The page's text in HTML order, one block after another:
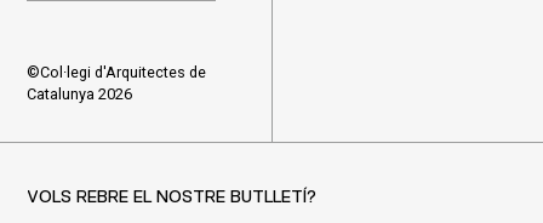
©Col·legi d'Arquitectes de
Catalunya 2026
VOLS REBRE EL NOSTRE BUTLLETÍ?